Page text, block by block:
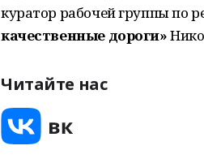
куратор рабочей группы по
качественные дороги»
Читайте нас